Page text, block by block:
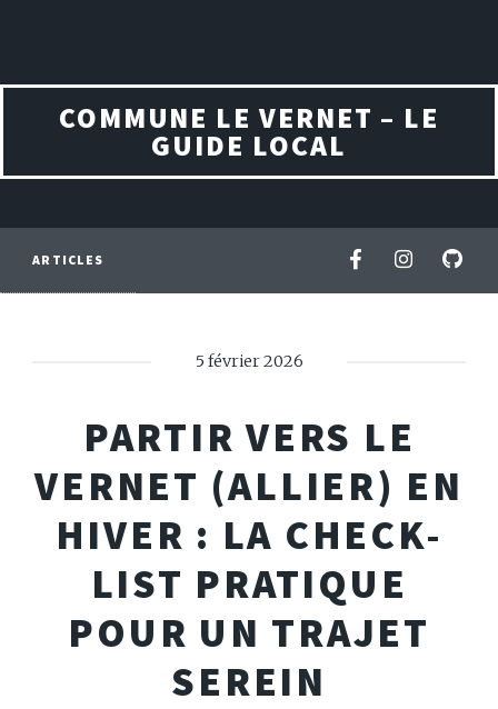
COMMUNE LE VERNET – LE
GUIDE LOCAL
ARTICLES
5 février 2026
PARTIR VERS LE
VERNET (ALLIER) EN
HIVER : LA CHECK-
LIST PRATIQUE
POUR UN TRAJET
SEREIN